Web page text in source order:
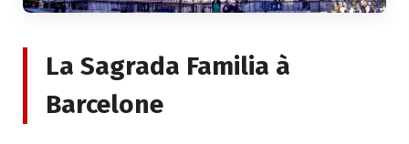
La Sagrada Familia à
Barcelone